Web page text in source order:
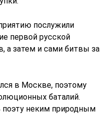
послужили
первой русской
а затем и сами битвы за
в Москве, поэтому
баталий.
поэту неким природным